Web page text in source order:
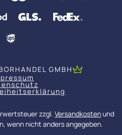
GMBH
zzgl. Versandkostenund
wenn nicht anders angegeben.